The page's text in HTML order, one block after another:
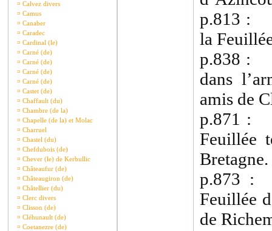
¤ Calvez divers
¤ Camus
¤ Canaber
¤ Caradec
¤ Cardinal (le)
¤ Carné (de)
¤ Carné (de)
¤ Carné (de)
¤ Carné (de)
¤ Castet (de)
¤ Chaffault (du)
¤ Chambre (de la)
¤ Chapelle (de la) et Molac
¤ Charruel
¤ Chastel (du)
¤ Chefdubois (de)
¤ Chever (le) de Kerbullic
¤ Châteaufur (de)
¤ Châteaugiron (de)
¤ Châtellier (du)
¤ Clerc divers
¤ Clisson (de)
¤ Cléhunault (de)
¤ Coetanezre (de)
p.813 :
la
p.838 :
dans
amis de
p.871 :
Feuillée
Bretagne.
p.873 :
Feuillée
de